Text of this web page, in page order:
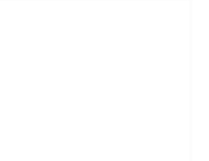
je 5 z 5 hvězdiček.
je 5 z 5 hvězdiček.